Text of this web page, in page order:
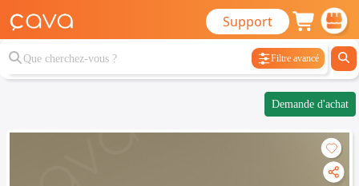
Support
Filtre avancé
Demande d'achat